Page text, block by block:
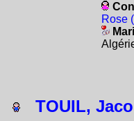
Rose
TOUIL,